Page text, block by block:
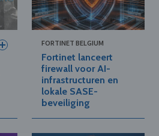
FORTINET BELGIUM
Fortinet lanceert
firewall voor AI-
infrastructuren en
lokale SASE-
beveiliging